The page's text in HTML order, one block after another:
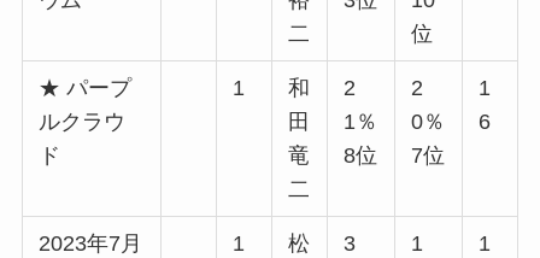
二
位
★ パープ
ルクラウ
ド
1
和
田
竜
二
2
1％
8位
2
0％
7位
1
6
2023年7月
1
松
3
1
1